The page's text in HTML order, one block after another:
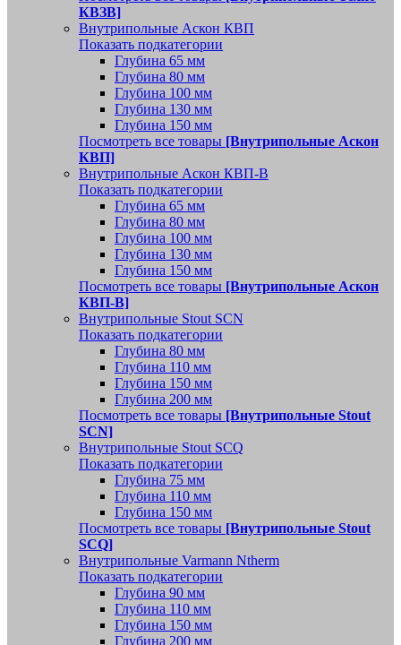
КВЗВ]
Внутрипольные Аскон КВП
Показать подкатегории
Глубина 65 мм
Глубина 80 мм
Глубина 100 мм
Глубина 130 мм
Глубина 150 мм
Посмотреть все товары [Внутрипольные Аскон
КВП]
Внутрипольные Аскон КВП-В
Показать подкатегории
Глубина 65 мм
Глубина 80 мм
Глубина 100 мм
Глубина 130 мм
Глубина 150 мм
Посмотреть все товары [Внутрипольные Аскон
КВП-В]
Внутрипольные Stout SCN
Показать подкатегории
Глубина 80 мм
Глубина 110 мм
Глубина 150 мм
Глубина 200 мм
Посмотреть все товары [Внутрипольные Stout
SCN]
Внутрипольные Stout SCQ
Показать подкатегории
Глубина 75 мм
Глубина 110 мм
Глубина 150 мм
Посмотреть все товары [Внутрипольные Stout
SCQ]
Внутрипольные Varmann Ntherm
Показать подкатегории
Глубина 90 мм
Глубина 110 мм
Глубина 150 мм
Глубина 200 мм